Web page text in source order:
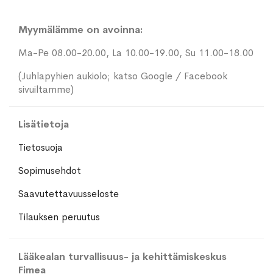
Myymälämme on avoinna:
Ma-Pe 08.00-20.00, La 10.00-19.00, Su 11.00-18.00
(Juhlapyhien aukiolo; katso Google / Facebook
sivuiltamme)
Lisätietoja
Tietosuoja
Sopimusehdot
Saavutettavuusseloste
Tilauksen peruutus
Lääkealan turvallisuus- ja kehittämiskeskus
Fimea